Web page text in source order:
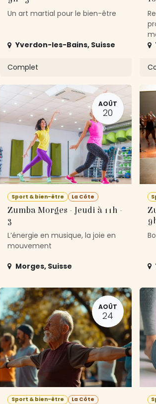
Un art martial pour le bien-être
Yverdon-les-Bains, Suisse
Complet
AOÛT
20
Sport & bien-être La Côte
Zumba Morges - Jeudi à 11h -
3
L’énergie en musique, la joie en
mouvement
Morges, Suisse
AOÛT
24
Sport & bien-être La Côte